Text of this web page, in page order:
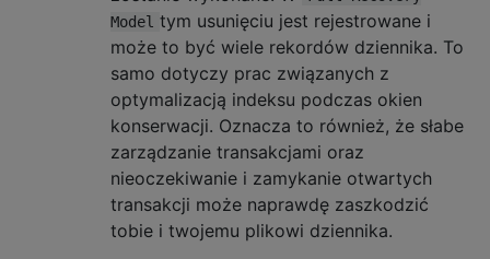
Model tym usunięciu jest rejestrowane i
może to być wiele rekordów dziennika. To
samo dotyczy prac związanych z
optymalizacją indeksu podczas okien
konserwacji. Oznacza to również, że słabe
zarządzanie transakcjami oraz
nieoczekiwanie i zamykanie otwartych
transakcji może naprawdę zaszkodzić
tobie i twojemu plikowi dziennika.